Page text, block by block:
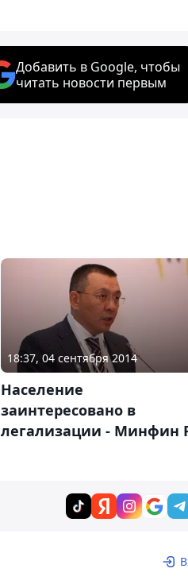
Добавить в Google, чтобы
читать новости первым
18:37, 04 сентября 2014
Население
заинтересовано в
легализации - Минфин